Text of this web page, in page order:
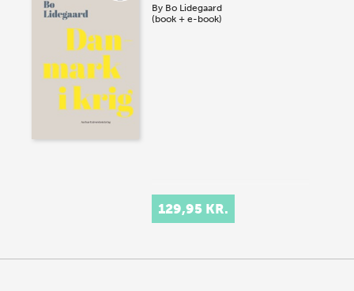
By Bo Lidegaard
(book + e-book)
129,95 KR.